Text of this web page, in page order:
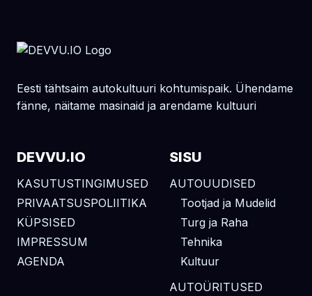
Eesti tähtsaim autokultuuri kohtumispaik. Ühendame
fänne, näitame masinaid ja arendame kultuuri
DEVVU.IO
KASUTUSTINGIMUSED
PRIVAATSUSPOLIITIKA
KÜPSISED
IMPRESSUM
AGENDA
SISU
AUTOUUDISED
Tootjad ja Mudelid
Turg ja Raha
Tehnika
Kultuur
AUTOÜRITUSED